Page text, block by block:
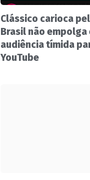
Clássico carioca
Brasil não empolga
audiência tímida
YouTube